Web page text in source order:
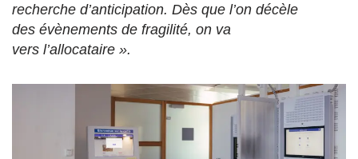
recherche d’anticipation. Dès que l’on décèle
des évènements de fragilité, on va
vers l’allocataire ».